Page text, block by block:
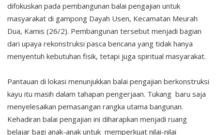
difokuskan pada pembangunan balai pengajian untuk
masyarakat di gampong Dayah Usen, Kecamatan Meurah
Dua, Kamis (26/2). Pembangunan tersebut menjadi bagian
dari upaya rekonstruksi pasca bencana yang tidak hanya
menyentuh kebutuhan fisik, tetapi juga spiritual masyarakat.
Pantauan di lokasi menunjukkan balai pengajian berkonstruksi
kayu itu masih dalam tahapan pengerjaan. Tukang baru saja
menyelesaikan pemasangan rangka utama bangunan.
Kehadiran balai pengajian ini diharapkan menjadi ruang
belajar bagi anak-anak untuk memperkuat nilai-nilai